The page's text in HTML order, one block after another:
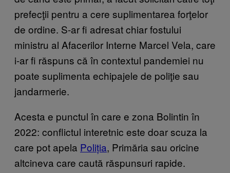
prefecţii pentru a cere suplimentarea forţelor
de ordine. S-ar fi adresat chiar fostului
ministru al Afacerilor Interne Marcel Vela, care
i-ar fi răspuns că în contextul pandemiei nu
poate suplimenta echipajele de poliţie sau
jandarmerie.
Acesta e punctul în care e zona Bolintin în
2022: conflictul interetnic este doar scuza la
care pot apela Poliția, Primăria sau oricine
altcineva care caută răspunsuri rapide.